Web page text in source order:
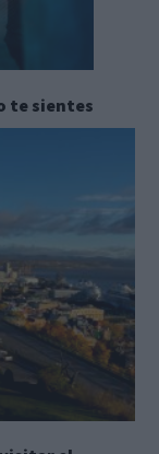
te sientes